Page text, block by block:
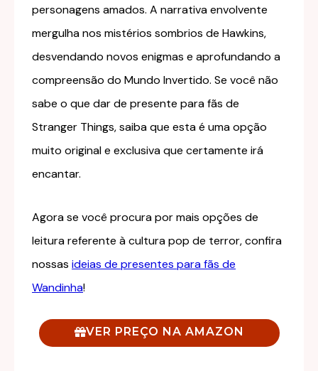
personagens amados. A narrativa envolvente
mergulha nos mistérios sombrios de Hawkins,
desvendando novos enigmas e aprofundando a
compreensão do Mundo Invertido. Se você não
sabe o que dar de presente para fãs de
Stranger Things, saiba que esta é uma opção
muito original e exclusiva que certamente irá
encantar.
Agora se você procura por mais opções de
leitura referente à cultura pop de terror, confira
nossas ideias de presentes para fãs de
Wandinha!
VER PREÇO NA AMAZON